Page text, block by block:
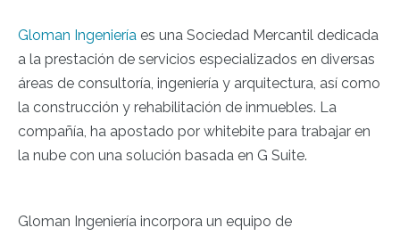
Gloman Ingeniería es una Sociedad Mercantil dedicada
a la prestación de servicios especializados en diversas
áreas de consultoría, ingeniería y arquitectura, así como
la construcción y rehabilitación de inmuebles. La
compañía, ha apostado por whitebite para trabajar en
la nube con una solución basada en G Suite.
Gloman Ingeniería incorpora un equipo de